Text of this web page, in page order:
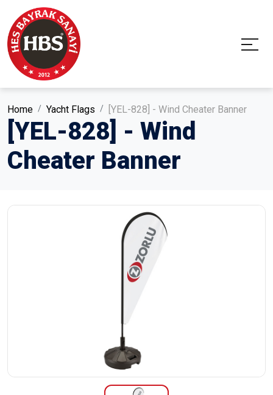
Home Yacht Flags [YEL-828] - Wind Cheater Banner
[YEL-828] - Wind
Cheater Banner